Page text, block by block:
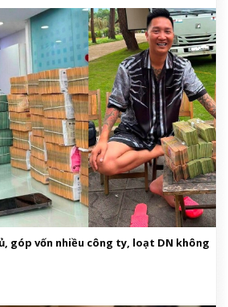
góp vốn nhiều công ty, loạt DN không